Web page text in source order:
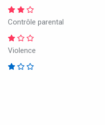
Contrôle parental
Violence